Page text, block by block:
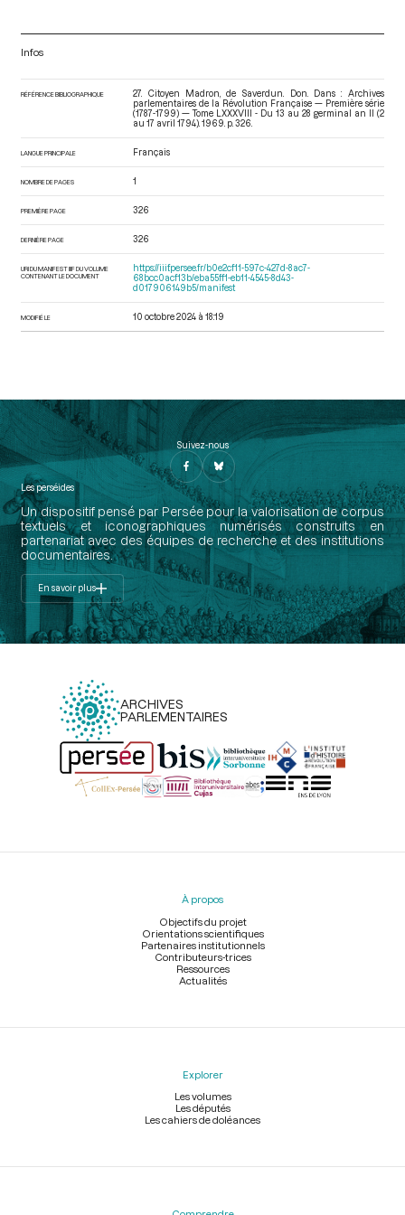
Infos
RÉFÉRENCE BIBLIOGRAPHIQUE
27. Citoyen Madron, de Saverdun. Don. Dans : Archives
parlementaires de la Révolution Française — Première série
(1787-1799) — Tome LXXXVIII - Du 13 au 28 germinal an II (2
au 17 avril 1794) . 1969. p. 326.
LANGUE PRINCIPALE Français
NOMBRE DE PAGES 1
PREMIÈRE PAGE 326
DERNIÈRE PAGE 326
URI DU MANIFEST IIIF DU VOLUME
CONTENANT LE DOCUMENT
https://iiif.persee.fr/b0e2cf11-597c-427d-8ac7-
68bcc0acf13b/eba55ff1-eb11-4545-8d43-
d017906149b5/manifest
MODIFIÉ LE 10 octobre 2024 à 18:19
Suivez-nous
Les perséides
Un dispositif pensé par Persée pour la valorisation de corpus
textuels et iconographiques numérisés construits en
partenariat avec des équipes de recherche et des institutions
documentaires.
En savoir plus
ARCHIVES
PARLEMENTAIRES
Menu
À propos
Objectifs du projet
Orientations scientifiques
Partenaires institutionnels
Contributeurs-trices
Ressources
Actualités
Explorer
Les volumes
Les députés
Les cahiers de doléances